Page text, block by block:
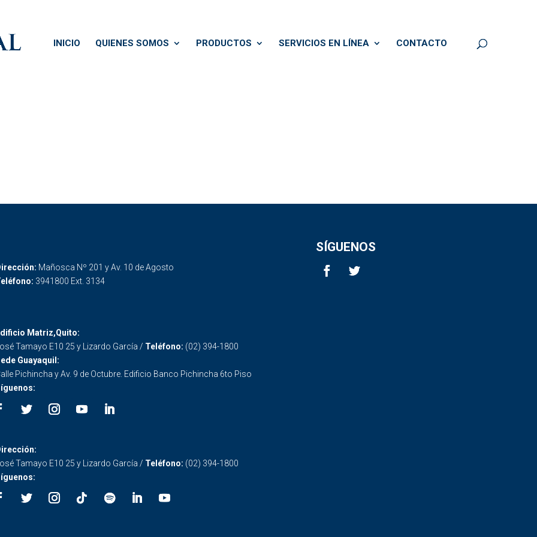
INICIO QUIENES SOMOS PRODUCTOS SERVICIOS EN LÍNEA CONTACTO
Mañosca Nº 201 y Av. 10 de Agosto
3941800 Ext. 3134
SÍGUENOS
Matriz,Quito:
Tamayo E10 25 y Lizardo García / Teléfono: (02) 394-1800
Guayaquil:
Pichincha y Av. 9 de Octubre. Edificio Banco Pichincha 6to Piso
Tamayo E10 25 y Lizardo García / Teléfono: (02) 394-1800